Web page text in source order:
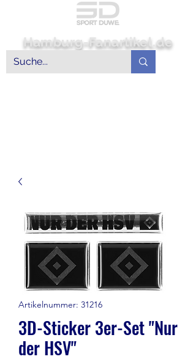
Hamburg-Fanartikel.de
Artikelnummer: 31216
3D-Sticker 3er-Set "Nur
der HSV"